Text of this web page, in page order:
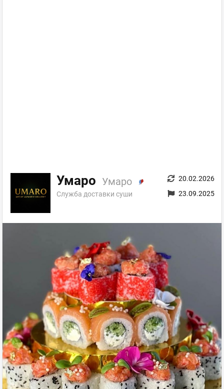
Умаро Умаро
Служба доставки суши
20.02.2026
23.09.2025